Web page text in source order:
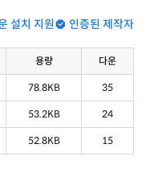
설치 지원 인증된 제작자
용량 다운
78.8KB 35
53.2KB 24
52.8KB 15